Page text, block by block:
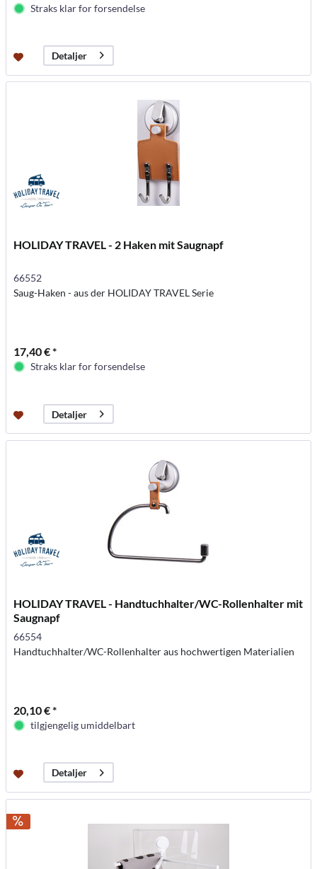
Straks klar for forsendelse
Detaljer
HOLIDAY TRAVEL - 2 Haken mit Saugnapf
66552
Saug-Haken - aus der HOLIDAY TRAVEL Serie
17,40 € *
Straks klar for forsendelse
Detaljer
HOLIDAY TRAVEL - Handtuchhalter/WC-Rollenhalter mit
Saugnapf
66554
Handtuchhalter/WC-Rollenhalter aus hochwertigen Materialien
20,10 € *
tilgjengelig umiddelbart
Detaljer